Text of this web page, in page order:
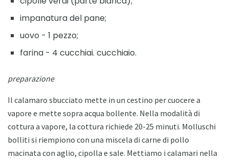
impanatura del pane;
uovo - 1 pezzo;
farina - 4 cucchiai. cucchiaio.
preparazione
Il calamaro sbucciato mette in un cestino per cuocere a
vapore e mette sopra acqua bollente. Nella modalità di
cottura a vapore, la cottura richiede 20-25 minuti. Molluschi
bolliti si riempiono con una miscela di carne di pollo
macinata con aglio, cipolla e sale. Mettiamo i calamari nella